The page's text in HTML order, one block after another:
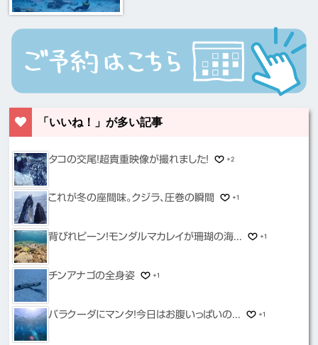
「いいね！」が多い記事
タコの交尾！超貴重映像が撮れました！ +2
これが冬の座間味。クジラ、圧巻の瞬間 +1
背びれピーン！モンダルマカレイが珊瑚の海... +1
チンアナゴの全身姿 +1
バラクーダにマンタ！今日はお腹いっぱいの... +1